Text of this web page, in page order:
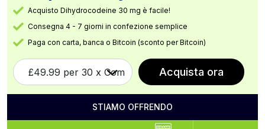
Acquisto Dihydrocodeine 30 mg è facile!
Consegna 4 - 7 giorni in confezione semplice
Paga con carta, banca o Bitcoin (sconto per Bitcoin)
Acquista ora
STIAMO OFFRENDO